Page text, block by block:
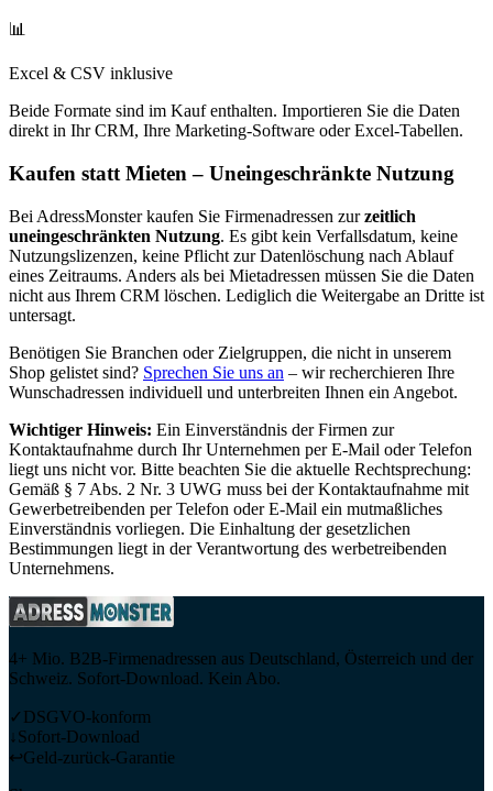
📊
Excel & CSV inklusive
Beide Formate sind im Kauf enthalten. Importieren Sie die Daten
direkt in Ihr CRM, Ihre Marketing-Software oder Excel-Tabellen.
Kaufen statt Mieten – Uneingeschränkte Nutzung
Bei AdressMonster kaufen Sie Firmenadressen zur zeitlich
uneingeschränkten Nutzung. Es gibt kein Verfallsdatum, keine
Nutzungslizenzen, keine Pflicht zur Datenlöschung nach Ablauf
eines Zeitraums. Anders als bei Mietadressen müssen Sie die Daten
nicht aus Ihrem CRM löschen. Lediglich die Weitergabe an Dritte ist
untersagt.
Benötigen Sie Branchen oder Zielgruppen, die nicht in unserem
Shop gelistet sind? Sprechen Sie uns an – wir recherchieren Ihre
Wunschadressen individuell und unterbreiten Ihnen ein Angebot.
Wichtiger Hinweis: Ein Einverständnis der Firmen zur
Kontaktaufnahme durch Ihr Unternehmen per E-Mail oder Telefon
liegt uns nicht vor. Bitte beachten Sie die aktuelle Rechtsprechung:
Gemäß § 7 Abs. 2 Nr. 3 UWG muss bei der Kontaktaufnahme mit
Gewerbetreibenden per Telefon oder E-Mail ein mutmaßliches
Einverständnis vorliegen. Die Einhaltung der gesetzlichen
Bestimmungen liegt in der Verantwortung des werbetreibenden
Unternehmens.
4+ Mio. B2B-Firmenadressen aus Deutschland, Österreich und der
Schweiz. Sofort-Download. Kein Abo.
✓ DSGVO-konform
↓Sofort-Download
↩Geld-zurück-Garantie